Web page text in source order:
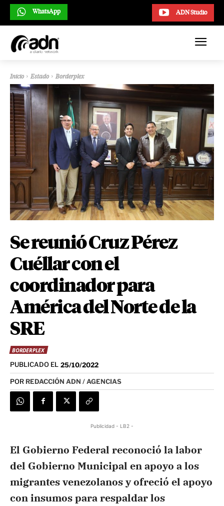
ADN Studio
WhatsApp
Inicio Estado Borderplex
Se reunió Cruz Pérez
Cuéllar con el
coordinador para
América del Norte de la
SRE
BORDERPLEX
PUBLICADO EL 25/10/2022
POR REDACCIÓN ADN / AGENCIAS
Publicidad - LB2 -
El Gobierno Federal reconoció la labor
del Gobierno Municipal en apoyo a los
migrantes venezolanos y ofreció el apoyo
con insumos para respaldar los